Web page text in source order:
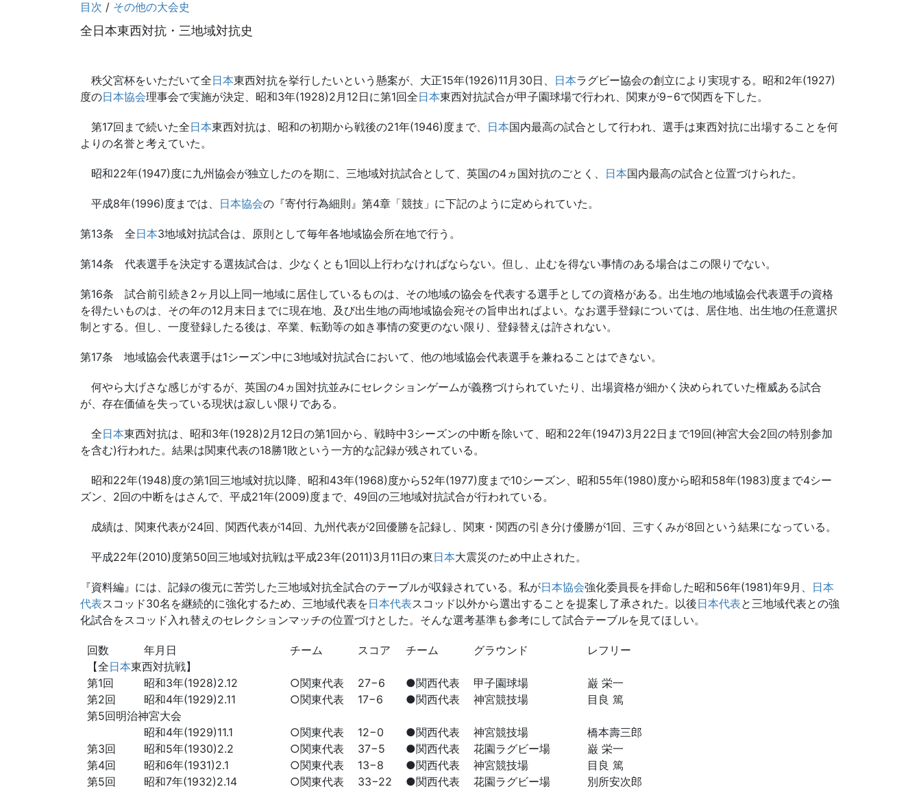
目次 / その他の大会史
全日本東西対抗・三地域対抗史
秩父宮杯をいただいて全日本東西対抗を挙行したいという懸案が、大正15年(1926)11月30日、 日本ラグビー協会の創立により実現する。昭和2年(1927)
度の日本協会理事会で実施が決定、昭和3年(1928)2月12日に第1回全日本東西対抗試合が甲子園球場で行われ、関東が9−6で関西を下した。
第17回まで続いた全日本東西対抗は、昭和の初期から戦後の21年(1946)度まで、 日本国内最高の試合として行われ、選手は東西対抗に出場することを何
よりの名誉と考えていた。
昭和22年(1947)度に九州協会が独立したのを期に、三地域対抗試合として、英国の4ヵ国対抗のごとく、 日本国内最高の試合と位置づけられた。
平成8年(1996)度までは、 日本協会の『寄付行為細則』第4章「競技」に下記のように定められていた。
第13条 全日本3地域対抗試合は、原則として毎年各地域協会所在地で行う。
第14条 代表選手を決定する選抜試合は、少なくとも1回以上行わなければならない。但し、止むを得ない事情のある場合はこの限りでない。
第16条 試合前引続き2ヶ月以上同一地域に居住しているものは、その地域の協会を代表する選手としての資格がある。出生地の地域協会代表選手の資格
を得たいものは、その年の12月末日までに現在地、及び出生地の両地域協会宛その旨申出ればよい。なお選手登録については、居住地、出生地の任意選択
制とする。但し、一度登録したる後は、卒業、転勤等の如き事情の変更のない限り、登録替えは許されない。
第17条 地域協会代表選手は1シーズン中に3地域対抗試合において、他の地域協会代表選手を兼ねることはできない。
何やら大げさな感じがするが、英国の4ヵ国対抗並みにセレクションゲームが義務づけられていたり、出場資格が細かく決められていた権威ある試合
が、存在価値を失っている現状は寂しい限りである。
全日本東西対抗は、昭和3年(1928)2月12日の第1回から、戦時中3シーズンの中断を除いて、昭和22年(1947)3月22日まで19回(神宮大会2回の特別参加
を含む)行われた。結果は関東代表の18勝1敗という一方的な記録が残されている。
昭和22年(1948)度の第1回三地域対抗以降、昭和43年(1968)度から52年(1977)度まで10シーズン、昭和55年(1980)度から昭和58年(1983)度まで4シー
ズン、2回の中断をはさんで、平成21年(2009)度まで、49回の三地域対抗試合が行われている。
成績は、関東代表が24回、関西代表が14回、九州代表が2回優勝を記録し、関東・関西の引き分け優勝が1回、三すくみが8回という結果になっている。
平成22年(2010)度第50回三地域対抗戦は平成23年(2011)3月11日の東日本大震災のため中止された。
『資料編』には、記録の復元に苦労した三地域対抗全試合のテーブルが収録されている。私が日本協会強化委員長を拝命した昭和56年(1981)年9月、 日本
代表スコッド30名を継続的に強化するため、三地域代表を日本代表スコッド以外から選出することを提案し了承された。以後日本代表と三地域代表との強
化試合をスコッド入れ替えのセレクションマッチの位置づけとした。そんな選考基準も参考にして試合テーブルを見てほしい。
回数 年月日 チーム スコア チーム グラウンド
レフリー
【全日本東西対抗戦】
第1回
昭和3年(1928)2.12 ○関東代表 27−6 ●関西代表 甲子園球場
巌 栄一
第2回
昭和4年(1929)2.11 ○関東代表 17−6 ●関西代表 神宮競技場
目良 篤
第5回明治神宮大会
昭和4年(1929)11.1
○関東代表 12−0 ●関西代表 神宮競技場
橋本壽三郎
第3回
昭和5年(1930)2.2 ○関東代表 37−5 ●関西代表 花園ラグビー場
巌 栄一
第4回
昭和6年(1931)2.1 ○関東代表 13−8 ●関西代表 神宮競技場
目良 篤
第5回
昭和7年(1932)2.14 ○関東代表 33−22 ●関西代表 花園ラグビー場
別所安次郎